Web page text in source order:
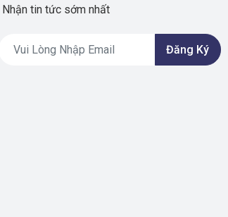
Nhận tin tức sớm nhất
Đăng Ký